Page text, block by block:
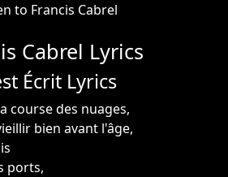
to Francis Cabrel
Cabrel Lyrics
Écrit Lyrics
course des nuages,
bien avant l'âge,
ports,